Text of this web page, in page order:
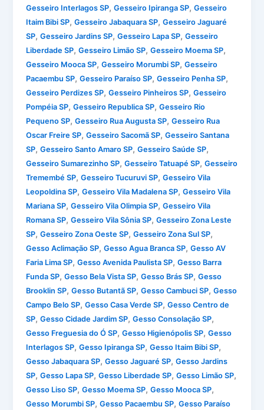
Gesseiro Interlagos SP,Gesseiro Ipiranga SP,Gesseiro
Itaim Bibi SP,Gesseiro Jabaquara SP,Gesseiro Jaguaré
SP,Gesseiro Jardins SP,Gesseiro Lapa SP,Gesseiro
Liberdade SP,Gesseiro Limão SP,Gesseiro Moema SP,
Gesseiro Mooca SP,Gesseiro Morumbi SP,Gesseiro
Pacaembu SP,Gesseiro Paraíso SP,Gesseiro Penha SP,
Gesseiro Perdizes SP,Gesseiro Pinheiros SP,Gesseiro
Pompéia SP,Gesseiro Republica SP,Gesseiro Rio
Pequeno SP,Gesseiro Rua Augusta SP,Gesseiro Rua
Oscar Freire SP,Gesseiro Sacomã SP,Gesseiro Santana
SP,Gesseiro Santo Amaro SP,Gesseiro Saúde SP,
Gesseiro Sumarezinho SP,Gesseiro Tatuapé SP,Gesseiro
Tremembé SP,Gesseiro Tucuruvi SP,Gesseiro Vila
Leopoldina SP,Gesseiro Vila Madalena SP,Gesseiro Vila
Mariana SP,Gesseiro Vila Olimpia SP,Gesseiro Vila
Romana SP,Gesseiro Vila Sônia SP,Gesseiro Zona Leste
SP,Gesseiro Zona Oeste SP,Gesseiro Zona Sul SP,
Gesso Aclimação SP,Gesso Agua Branca SP,Gesso AV
Faria Lima SP,Gesso Avenida Paulista SP,Gesso Barra
Funda SP,Gesso Bela Vista SP,Gesso Brás SP,Gesso
Brooklin SP,Gesso Butantã SP,Gesso Cambuci SP,Gesso
Campo Belo SP,Gesso Casa Verde SP,Gesso Centro de
SP,Gesso Cidade Jardim SP,Gesso Consolação SP,
Gesso Freguesia do Ó SP,Gesso Higienópolis SP,Gesso
Interlagos SP,Gesso Ipiranga SP,Gesso Itaim Bibi SP,
Gesso Jabaquara SP,Gesso Jaguaré SP,Gesso Jardins
SP,Gesso Lapa SP,Gesso Liberdade SP,Gesso Limão SP,
Gesso Liso SP,Gesso Moema SP,Gesso Mooca SP,
Gesso Morumbi SP,Gesso Pacaembu SP,Gesso Paraíso